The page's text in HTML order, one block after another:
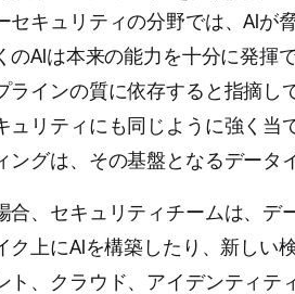
セキュリティの分野では、AIが
のAIは本来の能力を十分に発揮
ラインの質に依存すると指摘し
ュリティにも同じように強く当
ングは、その基盤となるデータ
合、セキュリティチームは、デ
ク上にAIを構築したり、新しい
ト、クラウド、アイデンティ